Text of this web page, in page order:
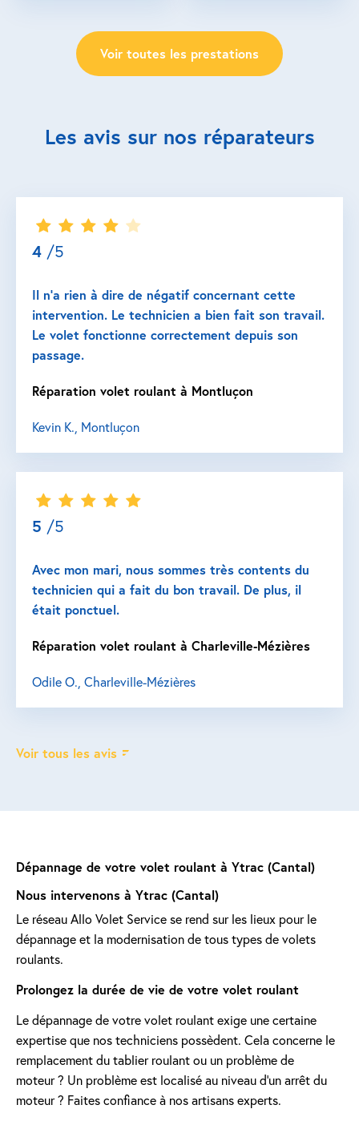
Dépannage de votre volet roulant à Ytrac (Cantal)
Nous intervenons à Ytrac (Cantal)
Le réseau Allo Volet Service se rend sur les lieux pour le
dépannage et la modernisation de tous types de volets
roulants.
Prolongez la durée de vie de votre volet roulant
Le dépannage de votre volet roulant exige une certaine
expertise que nos techniciens possèdent. Cela concerne le
remplacement du tablier roulant ou un problème de
moteur ? Un problème est localisé au niveau d'un arrêt du
moteur ? Faites confiance à nos artisans experts.
Voir toutes les prestations
Les avis sur nos réparateurs
4 /5
Il n’a rien à dire de négatif concernant cette
intervention. Le technicien a bien fait son travail.
Le volet fonctionne correctement depuis son
passage.
Réparation volet roulant à Montluçon
Kevin K., Montluçon
5 /5
Avec mon mari, nous sommes très contents du
technicien qui a fait du bon travail. De plus, il
était ponctuel.
Réparation volet roulant à Charleville-Mézières
Odile O., Charleville-Mézières
Voir tous les avis